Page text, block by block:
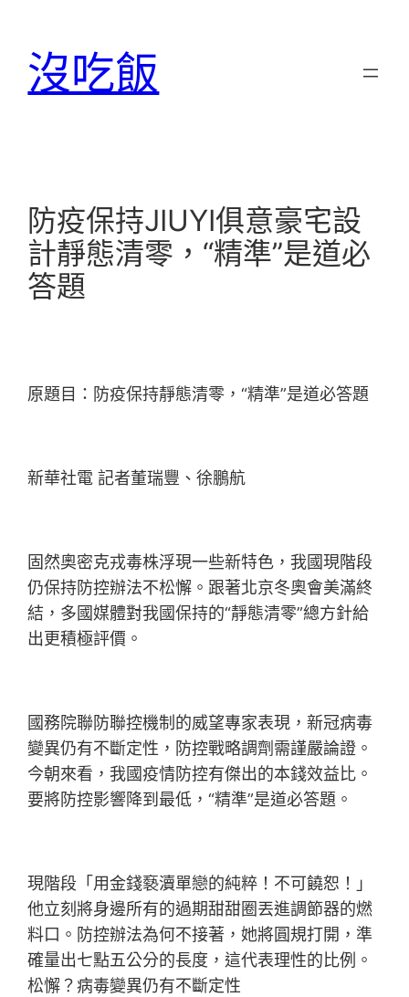
沒吃飯
防疫保持JIUYI俱意豪宅設
計靜態清零，“精準”是道必
答題
原題目：防疫保持靜態清零，“精準”是道必答題
新華社電 記者董瑞豐、徐鵬航
固然奧密克戎毒株浮現一些新特色，我國現階段
仍保持防控辦法不松懈。跟著北京冬奧會美滿終
結，多國媒體對我國保持的“靜態清零”總方針給
出更積極評價。
國務院聯防聯控機制的威望專家表現，新冠病毒
變異仍有不斷定性，防控戰略調劑需謹嚴論證。
今朝來看，我國疫情防控有傑出的本錢效益比。
要將防控影響降到最低，“精準”是道必答題。
現階段「用金錢褻瀆單戀的純粹！不可饒恕！」
他立刻將身邊所有的過期甜甜圈丟進調節器的燃
料口。防控辦法為何不接著，她將圓規打開，準
確量出七點五公分的長度，這代表理性的比例。
松懈？病毒變異仍有不斷定性